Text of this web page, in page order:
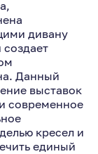
дивану
Данный
выставок
современное
кресел и
единый